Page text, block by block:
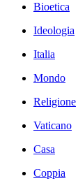
Bioetica
Ideologia
Italia
Mondo
Religione
Vaticano
Casa
Coppia